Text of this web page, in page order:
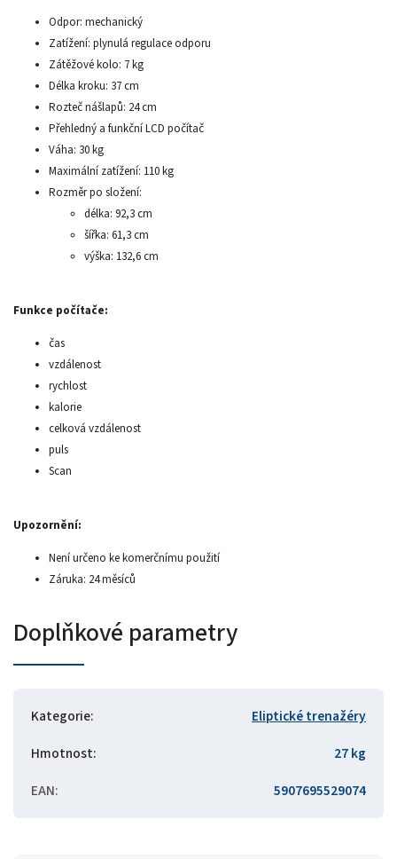
Odpor: mechanický
Zatížení: plynulá regulace odporu
Zátěžové kolo: 7 kg
Délka kroku: 37 cm
Rozteč nášlapů: 24 cm
Přehledný a funkční LCD počítač
Váha: 30 kg
Maximální zatížení: 110 kg
Rozměr po složení:
délka: 92,3 cm
šířka: 61,3 cm
výška: 132,6 cm
Funkce počítače:
čas
vzdálenost
rychlost
kalorie
celková vzdálenost
puls
Scan
Upozornění:
Není určeno ke komerčnímu použití
Záruka: 24 měsíců
Doplňkové parametry
Kategorie:
Eliptické trenažéry
Hmotnost:
27 kg
EAN: 5907695529074